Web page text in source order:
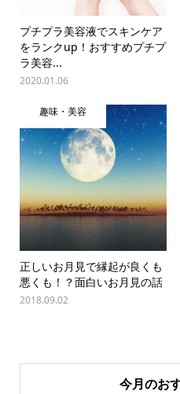
プチプラ美容液でスキンケア
をランクup！おすすめプチプ
ラ美容...
2020.01.06
趣味・美容
正しいお月見で縁起が良くも
悪くも！？面白いお月見の話
2018.09.02
今月のお